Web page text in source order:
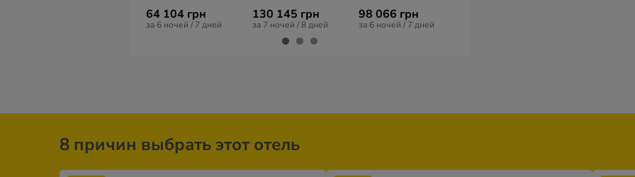
64 104 грн
за 6 ночей / 7 дней
130 145 грн
за 7 ночей / 8 дней
98 066 грн
за 6 ночей / 7 дней
8 причин выбрать этот отель